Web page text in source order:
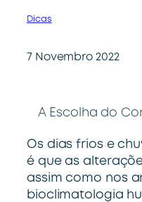
Dicas
7 Novembro 2022
A Escolha do
Os dias frios e
é que as
assim como nos
bioclimatologia